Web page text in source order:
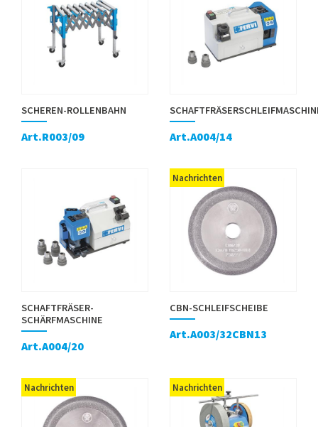
SCHEREN-ROLLENBAHN
Art.R003/09 Art.A004/14
SCHAFTFRÄSER-
SCHÄRFMASCHINE
Art.A004/20
Nachrichten
CBN-SCHLEIFSCHEIBE
Art.A003/32CBN13
Nachrichten Nachrichten